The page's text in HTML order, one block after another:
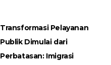
Transformasi Pelayanan
Publik Dimulai dari
Perbatasan: Imigrasi